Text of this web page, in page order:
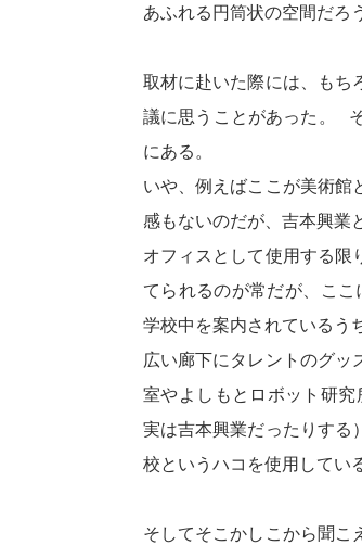
あふれる円筒状の空間だろ
取材に赴いた際には、もち
議に思うことがあった。
にある。
いや、例えばここが美術館
感もないのだが、吉本興業
オフィスとして使用する限
てられるのが常だが、こ
学校中を案内されているう
広い廊下にタレントのグッ
室やよしもとロボット研
実は吉本興業だったりする
校というハコを使用してい
そしてそこかしこから聞こ